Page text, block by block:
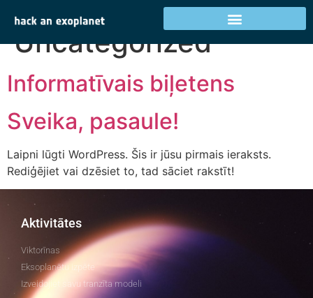
Kategorija:
Uncategorized
Informatīvais biļetens
Sveika, pasaule!
Laipni lūgti WordPress. Šis ir jūsu pirmais ieraksts.
Rediģējiet vai dzēsiet to, tad sāciet rakstīt!
Aktivitātes
Viktorīnas
Eksoplanētu izpēte
Izveidojiet savu tranzīta modeli